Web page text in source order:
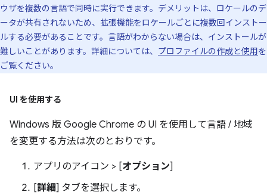
ウザを複数の言語で同時に実行できます。デメリットは、ロケールのデ
ータが共有されないため、拡張機能をロケールごとに複数回インストー
ルする必要があることです。言語がわからない場合は、インストールが
難しいことがあります。詳細については、 プロファイルの作成と使用 を
ご覧ください。
UI を使用する
Windows 版 Google Chrome の UI を使用して言語 / 地域
を変更する方法は次のとおりです。
アプリのアイコン > [オプション]
[詳細] タブを選択します。